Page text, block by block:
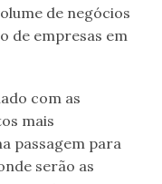
de negócios
de empresas em
com as
mais
passagem para
serão as